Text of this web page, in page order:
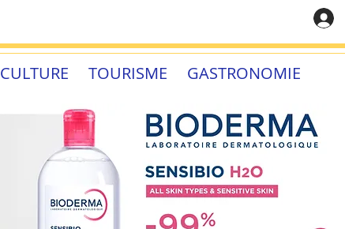
CULTURE TOURISME GASTRONOMIE